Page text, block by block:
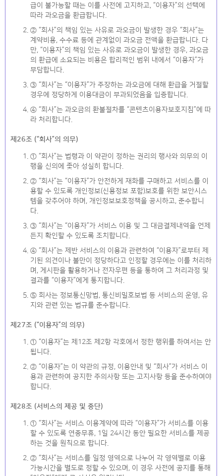
급이 불가능할 때는 이를 사전에 고지하고, “이용자”의 선택에
따라 과오금을 환급합니다.
② “회사”의 책임 있는 사유로 과오금이 발생한 경우 “회사”는
계약비용, 수수료 등에 관계없이 과오금 전액을 환급합니다. 다
만, “이용자”의 책임 있는 사유로 과오금이 발생한 경우, 과오금
의 환급에 소요되는 비용은 합리적인 범위 내에서 “이용자”가
부담합니다.
③ “회사”는 “이용자”가 주장하는 과오금에 대해 환급을 거절할
경우에 정당하게 이용대금이 부과되었음을 입증합니다.
④ “회사”는 과오금의 환불절차를 “콘텐츠이용자보호지침”에 따
라 처리합니다.
제26조 (“회사”의 의무)
① “회사”는 법령과 이 약관이 정하는 권리의 행사와 의무의 이
행을 신의에 좇아 성실히 합니다.
② “회사”는 “이용자”가 안전하게 재화를 구매하고 서비스를 이
용할 수 있도록 개인정보(신용정보 포함)보호를 위한 보안시스
템을 갖추어야 하며, 개인정보보호정책을 공시하고, 준수합니
다.
③ “회사”는 “이용자”가 서비스 이용 및 그 대금결제내역을 언제
든지 확인할 수 있도록 조치합니다.
④ “회사”는 제반 서비스의 이용과 관련하여 “이용자”로부터 제
기된 의견이나 불만이 정당하다고 인정할 경우에는 이를 처리하
며, 게시판을 활용하거나 전자우편 등을 통하여 그 처리과정 및
결과를 “이용자”에게 통지합니다.
⑤ 회사는 정보통신망법, 통신비밀호보법 등 서비스의 운영, 유
지와 관련 있는 법규를 준수합니다.
제27조 (“이용자”의 의무)
① “이용자”는 제12조 제2항 각호에서 정한 행위를 하여서는 안
됩니다.
② “이용자”는 이 약관의 규정, 이용안내 및 “회사”가 서비스 이
용과 관련하여 공지한 주의사항 또는 고지사항 등을 준수하여야
합니다.
제28조 (서비스의 제공 및 중단)
① “회사”는 서비스 이용계약에 따라 “이용자”가 서비스를 이용
할 수 있도록 연중무휴, 1일 24시간 동안 필요한 서비스를 제공
하는 것을 원칙으로 합니다.
② “회사”는 서비스를 일정 영역으로 나누어 각 영역별로 이용
가능시간을 별도로 정할 수 있으며, 이 경우 사전에 공지를 통해